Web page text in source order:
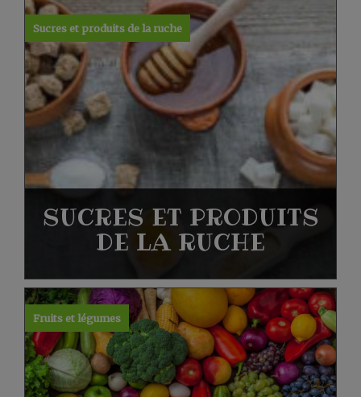
Sucres et produits de la ruche
SUCRES ET PRODUITS
DE LA RUCHE
Fruits et légumes